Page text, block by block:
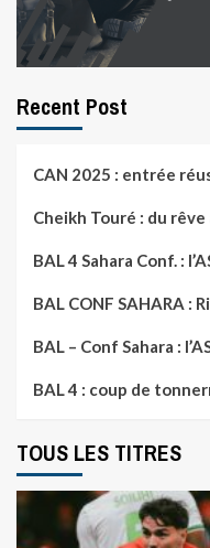
Recent Post
CAN 2025 : entrée
Cheikh Touré : du
BAL 4 Sahara Conf. :
BAL CONF SAHARA :
BAL – Conf Sahara :
BAL 4 : coup de
TOUS LES TITRES